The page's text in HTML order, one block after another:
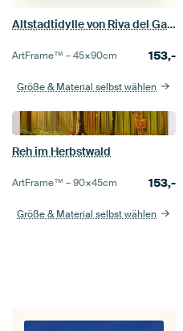
Altstadtidylle von Riva del Garda
ArtFrame™ –45×90cm 153,-
Größe & Material selbst wählen
Reh im Herbstwald
ArtFrame™ –90×45cm 153,-
Größe & Material selbst wählen